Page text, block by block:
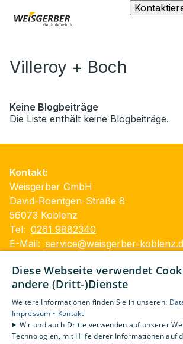
Villeroy + Boch
Keine Blogbeiträge
Die Liste enthält keine Blogbeiträge.
Kontakt:
Weisgerber GmbH
David-Roentgen-Straße 8
56073 Koblenz
Tel: 0261 9882340
E-Mail: service@weisgerber-
Datenschutzerklärung
Barrierefreiheitserklärung
AGB
Unsere Bereiche
Diese Webseite verwendet
andere (Dritt-)Dienste
Weitere Informationen finden Sie in unseren:
Impressum • Kontakt
Wir und auch Dritte verwenden auf unserer
Technologien, mit Hilfe derer Informationen auf